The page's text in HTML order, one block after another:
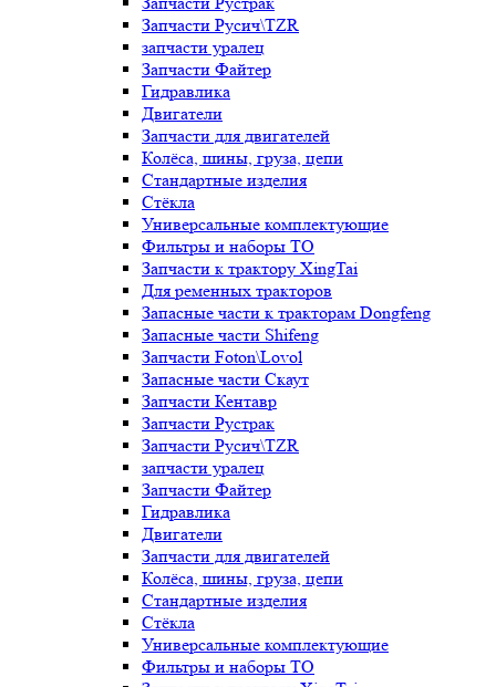
Запчасти Русич\TZR
запчасти уралец
Запчасти Файтер
Гидравлика
Двигатели
Запчасти для двигателей
Колёса, шины, груза, цепи
Стандартные изделия
Стёкла
Универсальные комплектующие
Фильтры и наборы ТО
Запчасти к трактору XingTai
Для ременных тракторов
Запасные части к тракторам Dongfeng
Запасные части Shifeng
Запчасти Foton\Lovol
Запасные части Скаут
Запчасти Кентавр
Запчасти Рустрак
Запчасти Русич\TZR
запчасти уралец
Запчасти Файтер
Гидравлика
Двигатели
Запчасти для двигателей
Колёса, шины, груза, цепи
Стандартные изделия
Стёкла
Универсальные комплектующие
Фильтры и наборы ТО